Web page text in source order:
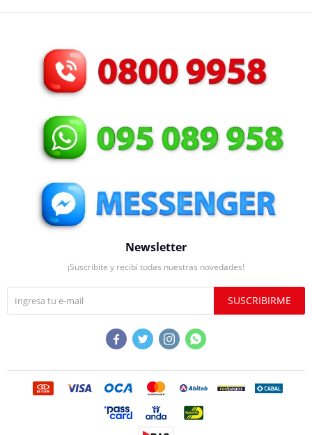
Newsletter
¡Suscribite y recibí todas nuestras novedades!
SUSCRIBIRME
   